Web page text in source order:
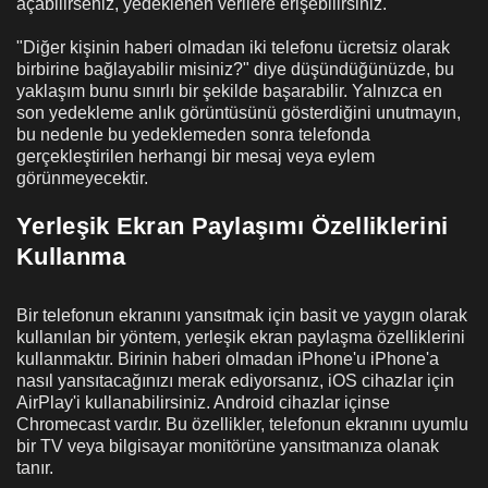
"Diğer kişinin haberi olmadan iki telefonu ücretsiz olarak
birbirine bağlayabilir misiniz?" diye düşündüğünüzde, bu
yaklaşım bunu sınırlı bir şekilde başarabilir. Yalnızca en
son yedekleme anlık görüntüsünü gösterdiğini unutmayın,
bu nedenle bu yedeklemeden sonra telefonda
gerçekleştirilen herhangi bir mesaj veya eylem
görünmeyecektir.
Yerleşik Ekran Paylaşımı Özelliklerini
Kullanma
Bir telefonun ekranını yansıtmak için basit ve yaygın olarak
kullanılan bir yöntem, yerleşik ekran paylaşma özelliklerini
kullanmaktır. Birinin haberi olmadan iPhone'u iPhone'a
nasıl yansıtacağınızı merak ediyorsanız, iOS cihazlar için
AirPlay'i kullanabilirsiniz. Android cihazlar içinse
Chromecast vardır. Bu özellikler, telefonun ekranını uyumlu
bir TV veya bilgisayar monitörüne yansıtmanıza olanak
tanır.